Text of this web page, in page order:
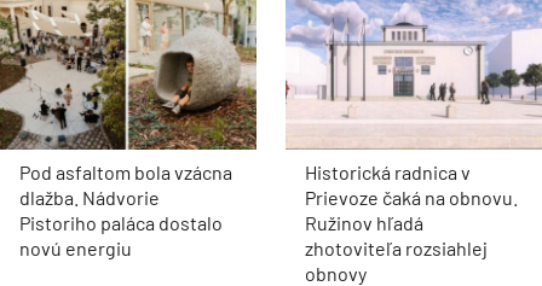
Pod asfaltom bola vzácna
dlažba. Nádvorie
Pistoriho paláca dostalo
novú energiu
Historická radnica v
Prievoze čaká na obnovu.
Ružinov hľadá
zhotoviteľa rozsiahlej
obnovy